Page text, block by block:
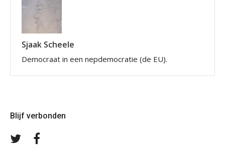
Sjaak Scheele
Democraat in een nepdemocratie (de EU).
Blijf verbonden
Volg